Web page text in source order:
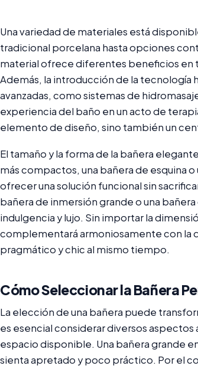
Una variedad de materiales está
tradicional porcelana hasta opciones
material ofrece diferentes beneficios en
Además, la introducción de la tecnología
avanzadas, como sistemas de
experiencia del baño en un acto de
elemento de diseño, sino también un
El tamaño y la forma de la bañera
más compactos, una bañera de esquina
ofrecer una solución funcional sin
bañera de inmersión grande o una
indulgencia y lujo. Sin importar la
complementará armoniosamente con la
pragmático y chic al mismo tiempo.
Cómo Seleccionar la Bañera
La elección de una bañera puede
es esencial considerar diversos
espacio disponible. Una bañera grande
sienta apretado y poco práctico. Por el